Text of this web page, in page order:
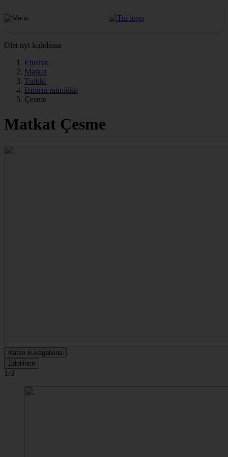
Olet nyt kohdassa
Etusivu
Matkat
Turkki
Izmirin rannikko
Çesme
Matkat Çesme
Katso kuvagalleria
Edellinen
1/3